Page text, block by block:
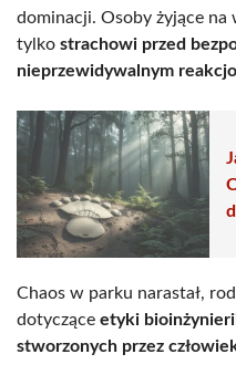
dominacji. Osoby żyjące na
tylko strachowi przed
nieprzewidywalnym
Chaos w parku narastał,
dotyczące etyki
stworzonych przez